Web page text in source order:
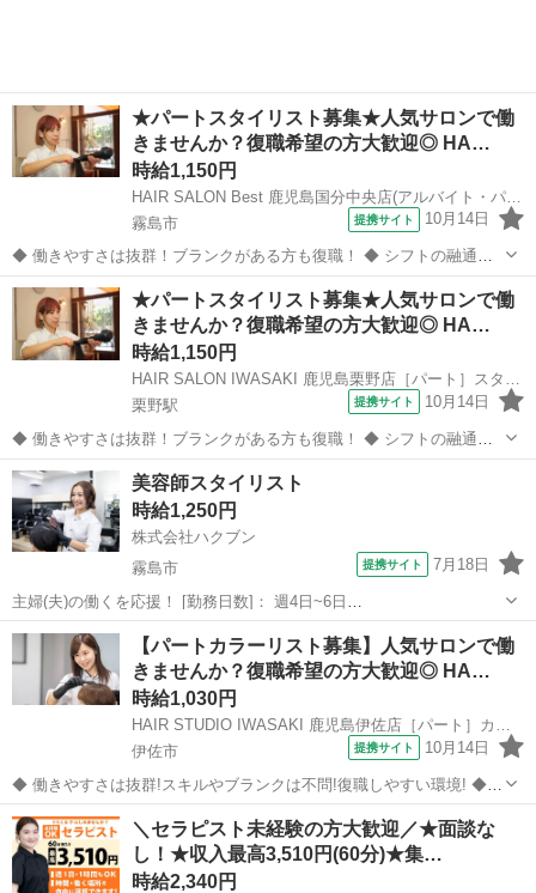
★パートスタイリスト募集★人気サロンで働
きませんか？復職希望の方大歓迎◎ HA…
時給1,150円
HAIR SALON Best 鹿児島国分中央店(アルバイト・パート)美容師スタイリスト(株式会社ハクブン)
霧島市
提携サイト 10月14日
◆ 働きやすさは抜群！ブランクがある方も復職！ ◆ シフトの融通が
利くため、自分のライフスタイルに合わせて働けます◎ブランクのあ
る方も分かりやすいレッスンで技術に自信をつけてから安心してデビ
ューできます 働きやすさは抜群...
鹿児島 霧島市 美容師
★パートスタイリスト募集★人気サロンで働
きませんか？復職希望の方大歓迎◎ HA…
時給1,150円
HAIR SALON IWASAKI 鹿児島栗野店［パート］スタイリスト(株式会社ハクブン)
栗野駅
提携サイト 10月14日
◆ 働きやすさは抜群！ブランクがある方も復職！ ◆ シフトの融通が
利くため、自分のライフスタイルに合わせて働けます◎ブランクのあ
る方も分かりやすいレッスンで技術に自身をつけてから安心してデビ
ューできます 働きやすさは抜群...
鹿児島 姶良郡 栗野駅 美容師
美容師スタイリスト
時給1,250円
株式会社ハクブン
霧島市
提携サイト 7月18日
主婦(夫)の働くを応援！ [勤務日数]： 週4日~6日
09:00~12:00/10:00~14:00/13:00~16:00/15:00~18:00/09:00~18:00 月/
火/水/木/金/土/日 などから選べます ...
鹿児島 霧島市 美容師
【パートカラーリスト募集】人気サロンで働
きませんか？復職希望の方大歓迎◎ HA…
時給1,030円
HAIR STUDIO IWASAKI 鹿児島伊佐店［パート］カラーリスト(株式会社ハクブン)
伊佐市
提携サイト 10月14日
◆ 働きやすさは抜群!スキルやブランクは不問!復職しやすい環境! ◆
自分のライフスタイルに合わせて働けます。 ブランクのある方も、分
かりやすいレッスンで技術に自信をつけてから安心してデビューでき
ますよ。 働きやすさは抜...
鹿児島 伊佐市 美容師
＼セラピスト未経験の方大歓迎／★面談な
し！★収入最高3,510円(60分)★集…
時給2,340円